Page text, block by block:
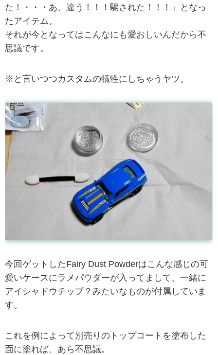
た！・・・あ、違う！！！騙された！！！」となっ
たアイテム。
それが今となってはこんなにも愛おしいんだから不
思議です。
※と言いつつカスタムの犠牲にしちゃうヤツ。
今回ゲットしたFairy Dust Powderはこんな感じの可
愛いケースにラメパウダーが入ってまして、一緒に
アイシャドウチップ？みたいなものが付属していま
す。
これを例によって別売りのトップコートを塗布した
面に塗れば、あら不思議。